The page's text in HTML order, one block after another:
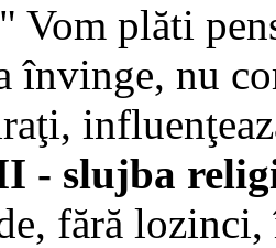
Vom plăti
învinge, nu
- slujba
fără